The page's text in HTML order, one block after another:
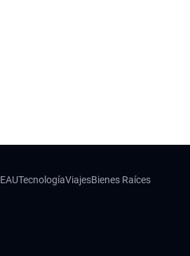
EAUTecnologíaViajesBienes Raíces